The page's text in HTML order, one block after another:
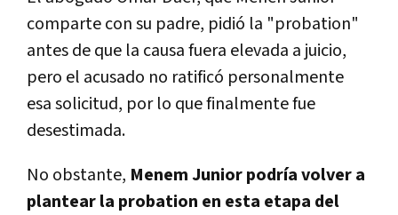
comparte con su padre, pidió la "probation"
antes de que la causa fuera elevada a juicio,
pero el acusado no ratificó personalmente
esa solicitud, por lo que finalmente fue
desestimada.
No obstante, Menem Junior podría volver a
plantear la probation en esta etapa del